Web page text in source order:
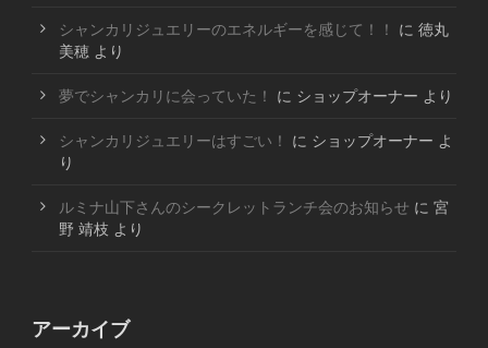
シャンカリジュエリーのエネルギーを感じて！！ に 徳丸
美穂 より
夢でシャンカリに会っていた！ に ショップオーナー より
シャンカリジュエリーはすごい！ に ショップオーナー よ
り
ルミナ山下さんのシークレットランチ会のお知らせ に 宮
野 靖枝 より
アーカイブ